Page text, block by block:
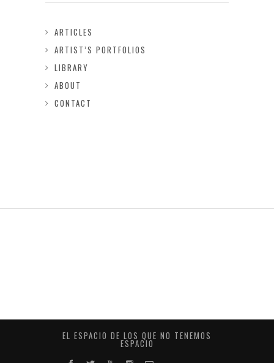
ARTICLES
ARTIST’S PORTFOLIOS
LIBRARY
ABOUT
CONTACT
EL ESPACIO DE LOS QUE NO TENEMOS
ESPACIO